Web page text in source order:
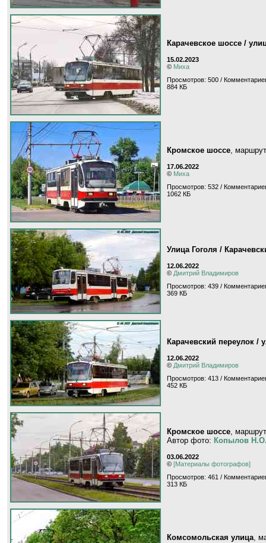
Карачевское шоссе /
15.02.2023
© Миха
Просмотров: 500 /
884 КБ
Кромское шоссе,
17.06.2022
© Миха
Просмотров: 532 /
1062 КБ
Улица Гоголя /
12.06.2022
© Дмитрий Владимиров
Просмотров: 439 /
369 КБ
Карачевский переулок /
12.06.2022
© Дмитрий Владимиров
Просмотров: 413 /
452 КБ
Кромское шоссе,
Автор фото: Копылов
03.06.2022
© [Материалы фотографов]
Просмотров: 461 /
313 КБ
Комсомольская улица,